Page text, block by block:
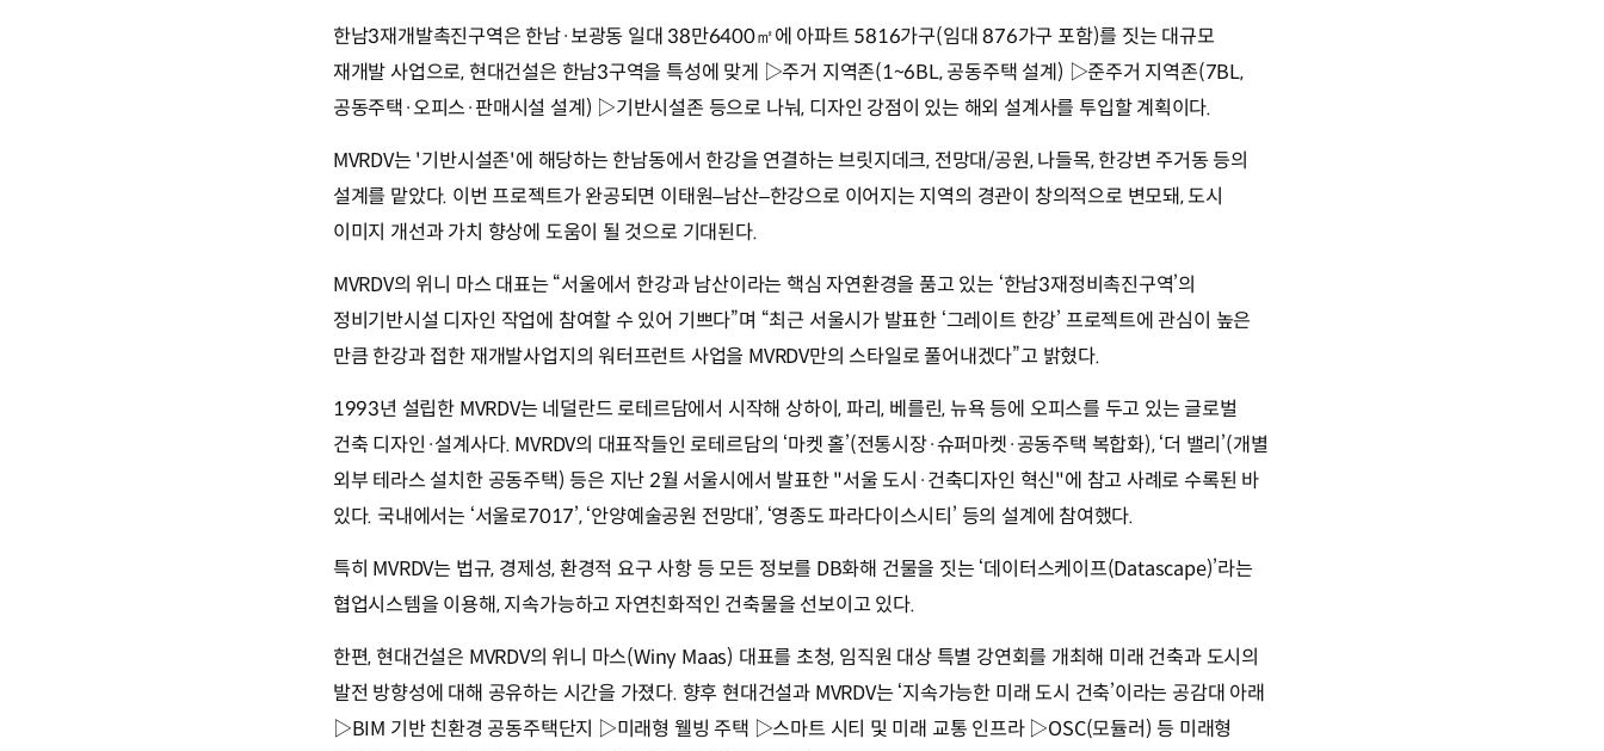
한남3재개발촉진구역은 한남·보광동 일대 38만6400㎡에 아파트 5816가구(임대 876가구 포함)를 짓는 대규모
재개발 사업으로, 현대건설은 한남3구역을 특성에 맞게 ▷주거 지역존(1~6BL, 공동주택 설계) ▷준주거 지역존(7BL,
공동주택·오피스·판매시설 설계) ▷기반시설존 등으로 나눠, 디자인 강점이 있는 해외 설계사를 투입할 계획이다.
MVRDV는 '기반시설존'에 해당하는 한남동에서 한강을 연결하는 브릿지데크, 전망대/공원, 나들목, 한강변 주거동 등의
설계를 맡았다. 이번 프로젝트가 완공되면 이태원–남산–한강으로 이어지는 지역의 경관이 창의적으로 변모돼, 도시
이미지 개선과 가치 향상에 도움이 될 것으로 기대된다.
MVRDV의 위니 마스 대표는 “서울에서 한강과 남산이라는 핵심 자연환경을 품고 있는 ‘한남3재정비촉진구역’의
정비기반시설 디자인 작업에 참여할 수 있어 기쁘다”며 “최근 서울시가 발표한 ‘그레이트 한강’ 프로젝트에 관심이 높은
만큼 한강과 접한 재개발사업지의 워터프런트 사업을 MVRDV만의 스타일로 풀어내겠다”고 밝혔다.
1993년 설립한 MVRDV는 네덜란드 로테르담에서 시작해 상하이, 파리, 베를린, 뉴욕 등에 오피스를 두고 있는 글로벌
건축 디자인·설계사다. MVRDV의 대표작들인 로테르담의 ‘마켓 홀’(전통시장·슈퍼마켓·공동주택 복합화), ‘더 밸리’(개별
외부 테라스 설치한 공동주택) 등은 지난 2월 서울시에서 발표한 "서울 도시·건축디자인 혁신"에 참고 사례로 수록된 바
있다. 국내에서는 ‘서울로7017’, ‘안양예술공원 전망대’, ‘영종도 파라다이스시티’ 등의 설계에 참여했다.
특히 MVRDV는 법규, 경제성, 환경적 요구 사항 등 모든 정보를 DB화해 건물을 짓는 ‘데이터스케이프(Datascape)’라는
협업시스템을 이용해, 지속가능하고 자연친화적인 건축물을 선보이고 있다.
한편, 현대건설은 MVRDV의 위니 마스(Winy Maas) 대표를 초청, 임직원 대상 특별 강연회를 개최해 미래 건축과 도시의
발전 방향성에 대해 공유하는 시간을 가졌다. 향후 현대건설과 MVRDV는 ‘지속가능한 미래 도시 건축’이라는 공감대 아래
▷BIM 기반 친환경 공동주택단지 ▷미래형 웰빙 주택 ▷스마트 시티 및 미래 교통 인프라 ▷OSC(모듈러) 등 미래형